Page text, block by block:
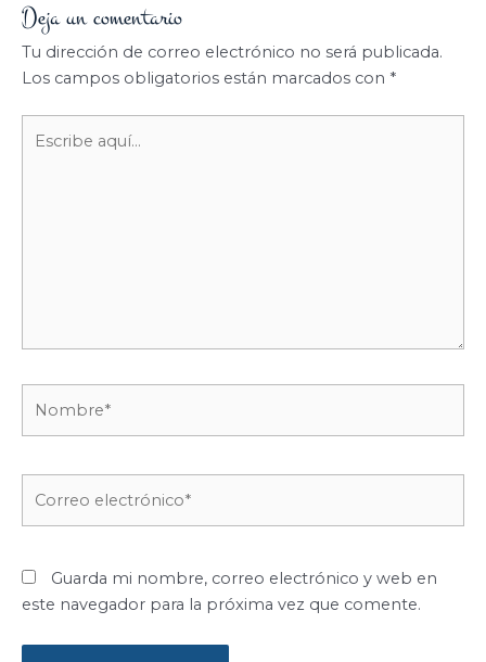
Deja un comentario
Tu dirección de correo electrónico no será publicada.
Los campos obligatorios están marcados con *
aquí...
Guarda mi nombre, correo electrónico y web en
este navegador para la próxima vez que comente.